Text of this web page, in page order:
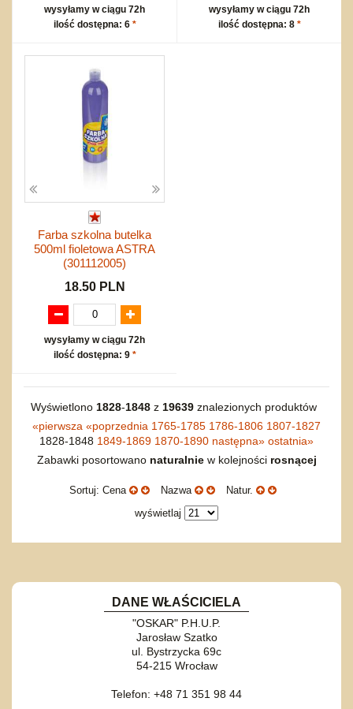
wysyłamy w ciągu 72h
ilość dostępna: 6 *
wysyłamy w ciągu 72h
ilość dostępna: 8 *
Farba szkolna butelka
500ml fioletowa ASTRA
(301112005)
18.50 PLN
wysyłamy w ciągu 72h
ilość dostępna: 9 *
Wyświetlono 1828-1848z 19639znalezionych produktów
«pierwsza «poprzednia 1765-1785 1786-1806 1807-1827
1828-1848 1849-1869 1870-1890 następna» ostatnia»
Zabawki posortowano naturalniew kolejności rosnącej
Sortuj: Cena Nazwa
Natur.
wyświetlaj
DANE WŁAŚCICIELA
"OSKAR" P.H.U.P.
Jarosław Szatko
ul. Bystrzycka 69c
54-215 Wrocław
Telefon: +48 71 351 98 44